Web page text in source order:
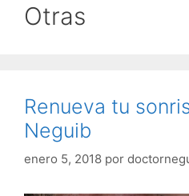
Otras
Renueva tu
Neguib
enero 5, 2018 por